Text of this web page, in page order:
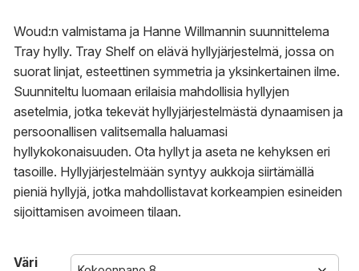
2
779,00 €
Woud:n valmistama ja Hanne Willmannin suunnittelema
Tray hylly. Tray Shelf on elävä hyllyjärjestelmä, jossa on
suorat linjat, esteettinen symmetria ja yksinkertainen ilme.
Suunniteltu luomaan erilaisia mahdollisia hyllyjen
asetelmia, jotka tekevät hyllyjärjestelmästä dynaamisen ja
persoonallisen valitsemalla haluamasi
hyllykokonaisuuden. Ota hyllyt ja aseta ne kehyksen eri
tasoille. Hyllyjärjestelmään syntyy aukkoja siirtämällä
pieniä hyllyjä, jotka mahdollistavat korkeampien esineiden
sijoittamisen avoimeen tilaan.
Väri